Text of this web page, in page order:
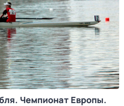
Чемпионат Европы.